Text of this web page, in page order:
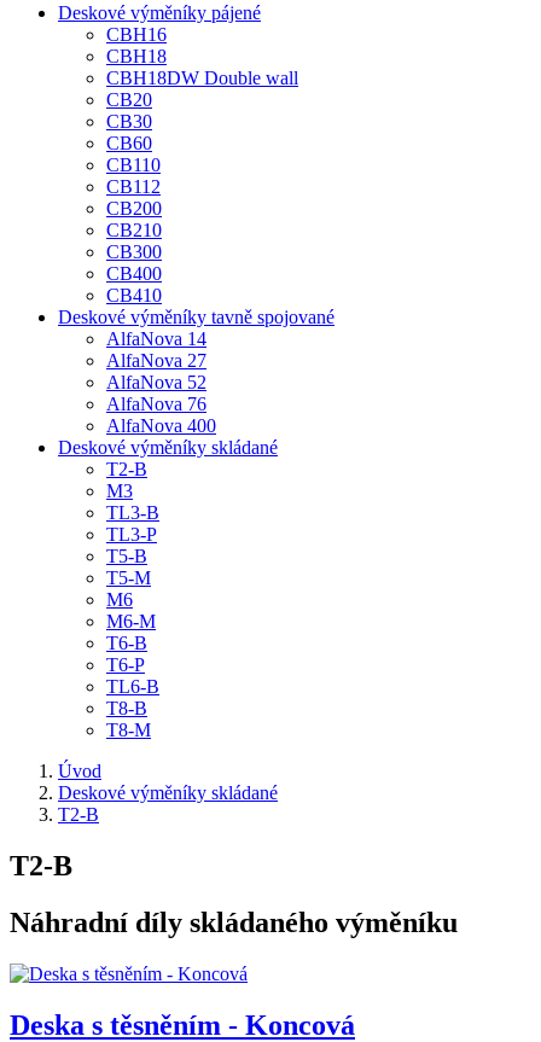
Deskové výměníky pájené
CBH16
CBH18
CBH18DW Double wall
CB20
CB30
CB60
CB110
CB112
CB200
CB210
CB300
CB400
CB410
Deskové výměníky tavně spojované
AlfaNova 14
AlfaNova 27
AlfaNova 52
AlfaNova 76
AlfaNova 400
Deskové výměníky skládané
T2-B
M3
TL3-B
TL3-P
T5-B
T5-M
M6
M6-M
T6-B
T6-P
TL6-B
T8-B
T8-M
Úvod
Deskové výměníky skládané
T2-B
T2-B
Náhradní díly skládaného výměníku
Deska s těsněním - Koncová